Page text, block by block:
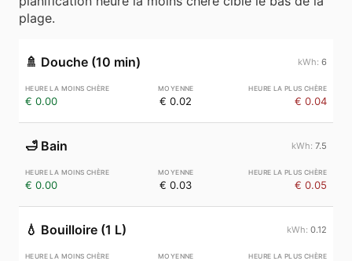
plage.
🚿 Douche (10 min) 6
€ 0.00 € 0.02 € 0.04
🛁 Bain 7.5
€ 0.00 € 0.03 € 0.05
💧 Bouilloire (1 L) 0.12